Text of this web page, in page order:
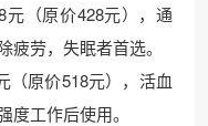
元（原价428元），通
劳，失眠者首选。
（原价518元），活血
工作后使用。